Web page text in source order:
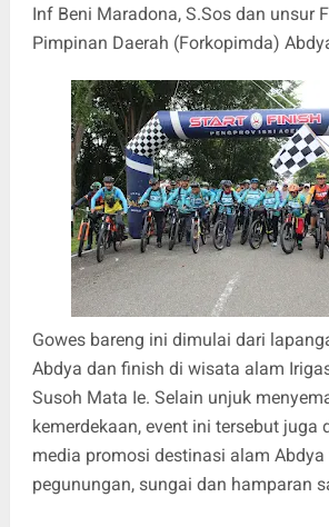
Inf Beni Maradona, S.Sos dan unsur
Pimpinan Daerah (Forkopimda)
Gowes bareng ini dimulai dari
Abdya dan finish di wisata alam
Susoh Mata Ie. Selain unjuk
kemerdekaan, event ini tersebut juga
media promosi destinasi alam
pegunungan, sungai dan hamparan